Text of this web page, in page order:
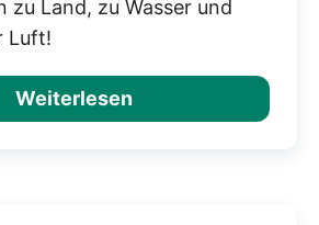
zu Land, zu Wasser und
Luft!
Weiterlesen